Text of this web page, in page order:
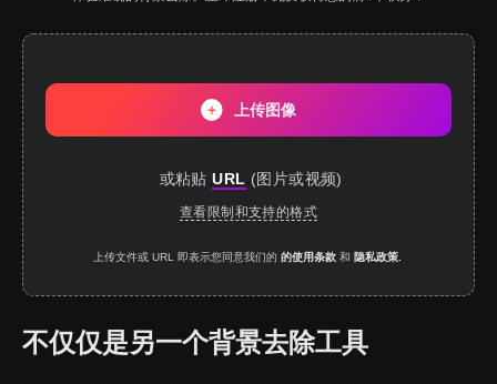
上传图像
或粘贴 URL (图片或视频)
查看限制和支持的格式
上传文件或 URL 即表示您同意我们的 的使用条款 和 隐私政策.
不仅仅是另一个背景去除工具